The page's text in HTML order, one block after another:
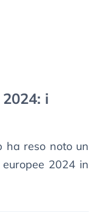
i
ha reso noto un
2024 in